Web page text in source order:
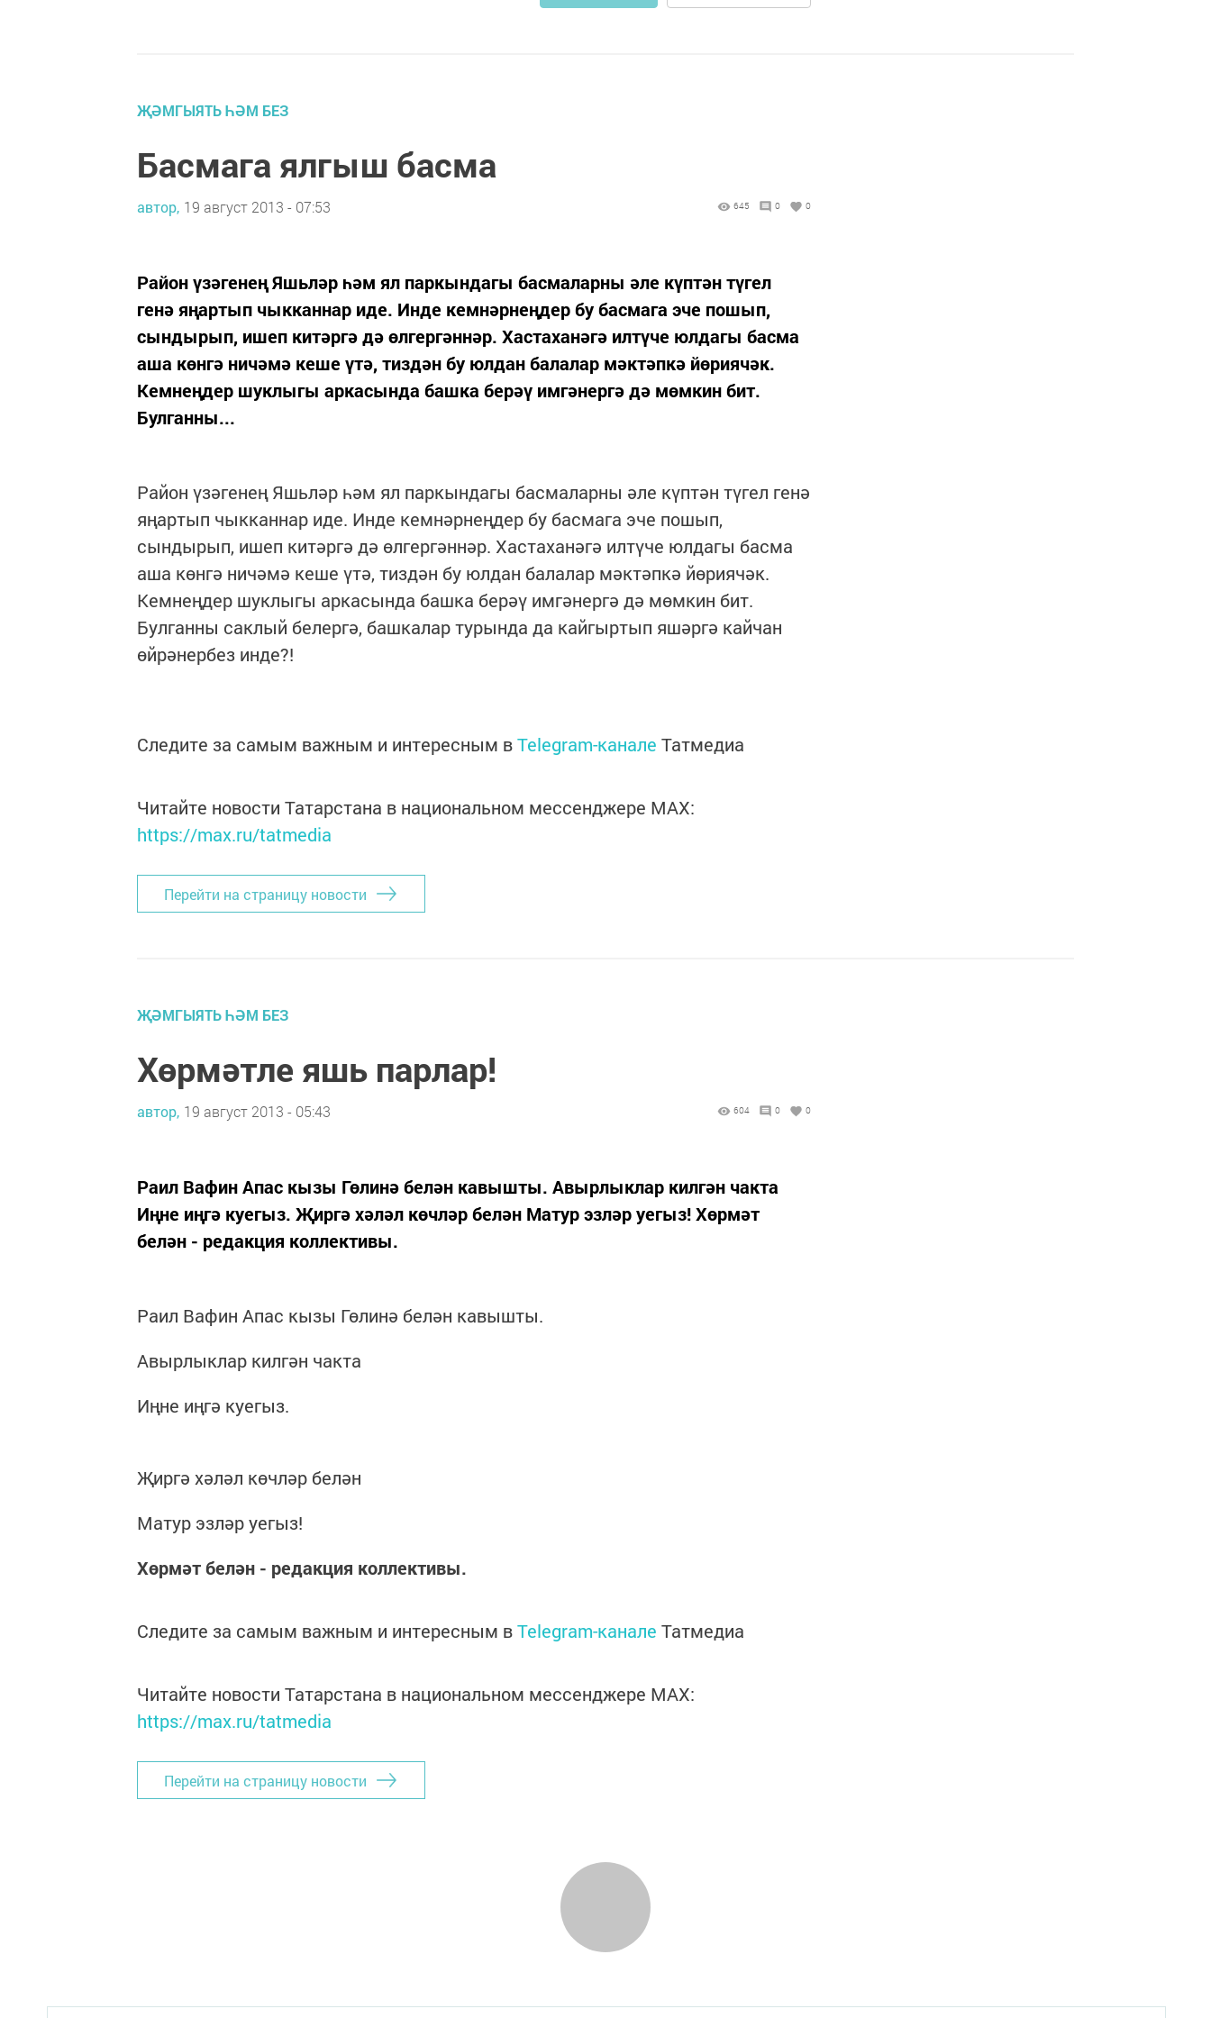
ҖӘМГЫЯТЬ ҺӘМ БЕЗ
Басмага ялгыш басма
автор, 19 август 2013 - 07:53 645 0 0
Район үзәгенең Яшьләр һәм ял паркындагы басмаларны әле күптән түгел
генә яңартып чыкканнар иде. Инде кемнәрнеңдер бу басмага эче пошып,
сындырып, ишеп китәргә дә өлгергәннәр. Хастаханәгә илтүче юлдагы басма
аша көнгә ничәмә кеше үтә, тиздән бу юлдан балалар мәктәпкә йөриячәк.
Кемнеңдер шуклыгы аркасында башка берәү имгәнергә дә мөмкин бит.
Булганны...
Район үзәгенең Яшьләр һәм ял паркындагы басмаларны әле күптән түгел генә
яңартып чыкканнар иде. Инде кемнәрнеңдер бу басмага эче пошып,
сындырып, ишеп китәргә дә өлгергәннәр. Хастаханәгә илтүче юлдагы басма
аша көнгә ничәмә кеше үтә, тиздән бу юлдан балалар мәктәпкә йөриячәк.
Кемнеңдер шуклыгы аркасында башка берәү имгәнергә дә мөмкин бит.
Булганны саклый белергә, башкалар турында да кайгыртып яшәргә кайчан
өйрәнербез инде?!
Следите за самым важным и интересным вTelegram-канале Татмедиа
Читайте новости Татарстана в национальном мессенджере MАХ:
https://max.ru/tatmedia
Перейти на страницу новости
ҖӘМГЫЯТЬ ҺӘМ БЕЗ
Хөрмәтле яшь парлар!
автор, 19 август 2013 - 05:43 604 0 0
Раил Вафин Апас кызы Гөлинә белән кавышты. Авырлыклар килгән чакта
Иңне иңгә куегыз. Җиргә хәләл көчләр белән Матур эзләр уегыз! Хөрмәт
белән - редакция коллективы.
Раил Вафин Апас кызы Гөлинә белән кавышты.
Авырлыклар килгән чакта
Иңне иңгә куегыз.
Җиргә хәләл көчләр белән
Матур эзләр уегыз!
Хөрмәт белән - редакция коллективы.
Следите за самым важным и интересным вTelegram-канале Татмедиа
Читайте новости Татарстана в национальном мессенджере MАХ:
https://max.ru/tatmedia
Перейти на страницу новости